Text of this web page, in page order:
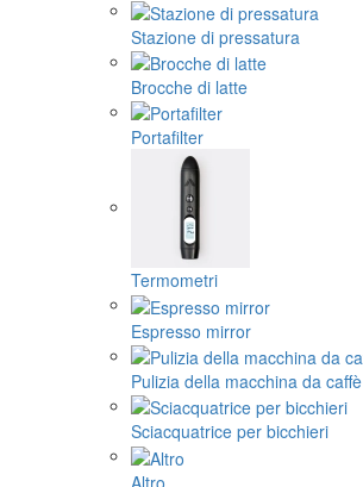
Stazione di pressatura
Brocche di latte
Portafilter
Termometri
Espresso mirror
Pulizia della macchina da caffè
Sciacquatrice per bicchieri
Altro